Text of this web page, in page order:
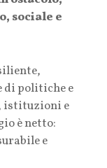
sociale e
di politiche e
istituzioni e
è netto:
e